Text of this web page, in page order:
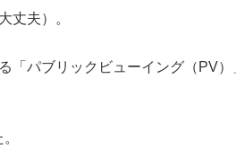
丈夫）。
「パブリックビューイング（PV